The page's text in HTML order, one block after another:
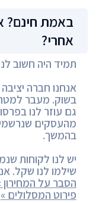
באמת חינם?
אחרי?
תמיד היה חשוב
אנחנו חברה
בשוק. מעבר
גם עוזר לנו
מהעסקים
בהמשך.
יש לנו לקוחות
שילמו לנו שקל.
הסבר על המחירון
פירוט המסלולים »